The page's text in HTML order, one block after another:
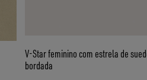
V-Star feminino com estrela de suede preto e inscrição
bordada